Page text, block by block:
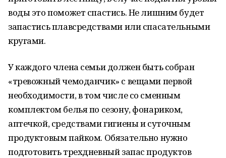
воды это поможет спастись. Не лишним будет
запастись плавсредствами или спасательными
кругами.
У каждого члена семьи должен быть собран
«тревожный чемоданчик» с вещами первой
необходимости, в том числе со сменным
комплектом белья по сезону, фонариком,
аптечкой, средствами гигиены и суточным
продуктовым пайком. Обязательно нужно
подготовить трехдневный запас продуктов